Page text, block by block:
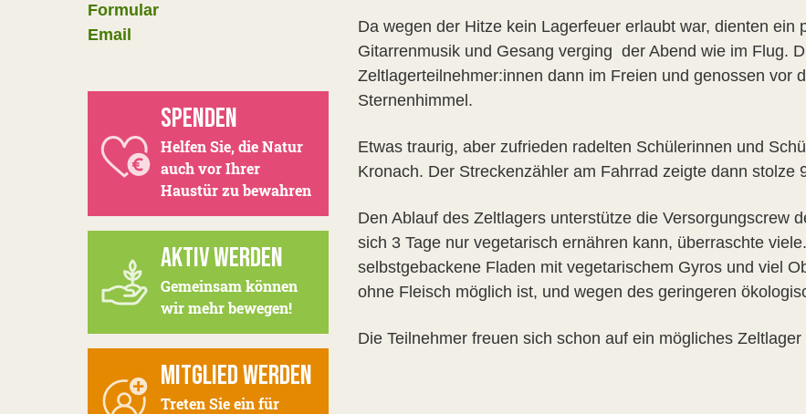
Da wegen der Hitze kein Lagerfeuer erlaubt war, dienten ein
Gitarrenmusik und Gesang verging der Abend wie im Flug.
Zeltlagerteilnehmer:innen dann im Freien und genossen vor
Sternenhimmel.
Etwas traurig, aber zufrieden radelten Schülerinnen und
Kronach. Der Streckenzähler am Fahrrad zeigte dann stolze
Den Ablauf des Zeltlagers unterstütze die Versorgungscrew
sich 3 Tage nur vegetarisch ernähren kann, überraschte
selbstgebackene Fladen mit vegetarischem Gyros und viel
ohne Fleisch möglich ist, und wegen des geringeren
Die Teilnehmer freuen sich schon auf ein mögliches
Formular
Email
SPENDEN
Helfen Sie, die Natur
auch vor Ihrer
Haustür zu bewahren
AKTIV WERDEN
Gemeinsam können
wir mehr bewegen!
MITGLIED WERDEN
Treten Sie ein für